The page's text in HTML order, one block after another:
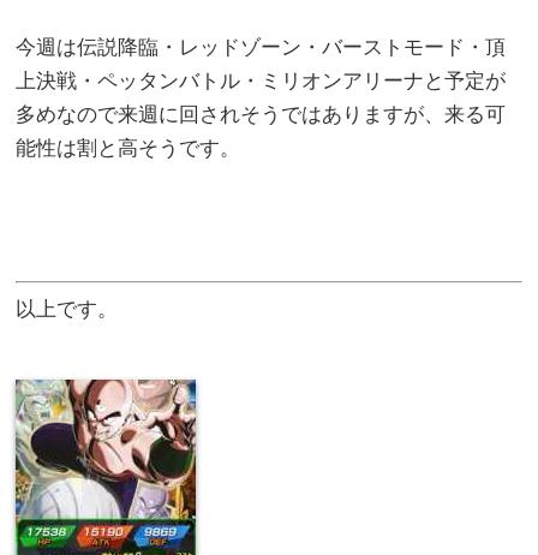
今週は伝説降臨・レッドゾーン・バーストモード・頂
上決戦・ペッタンバトル・ミリオンアリーナと予定が
多めなので来週に回されそうではありますが、来る可
能性は割と高そうです。
以上です。